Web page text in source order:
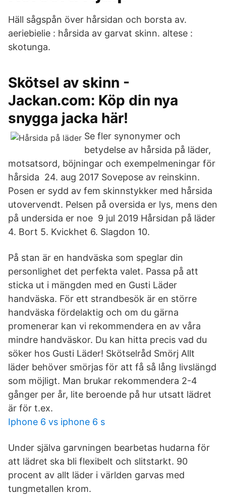
Häll sågspån över hårsidan och borsta av.
aeriebielie : hårsida av garvat skinn. altese :
skotunga.
Skötsel av skinn -
Jackan.com: Köp din nya
snygga jacka här!
Se fler synonymer och
betydelse av hårsida på läder,
motsatsord, böjningar och exempelmeningar för
hårsida 24. aug 2017 Sovepose av reinskinn.
Posen er sydd av fem skinnstykker med hårsida
utovervendt. Pelsen på oversida er lys, mens den
på undersida er noe 9 jul 2019 Hårsidan på läder
4. Bort 5. Kvickhet 6. Slagdon 10.
På stan är en handväska som speglar din
personlighet det perfekta valet. Passa på att
sticka ut i mängden med en Gusti Läder
handväska. För ett strandbesök är en större
handväska fördelaktig och om du gärna
promenerar kan vi rekommendera en av våra
mindre handväskor. Du kan hitta precis vad du
söker hos Gusti Läder! Skötselråd Smörj Allt
läder behöver smörjas för att få så lång livslängd
som möjligt. Man brukar rekommendera 2-4
gånger per år, lite beroende på hur utsatt lädret
är för t.ex.
Iphone 6 vs iphone 6 s
Under själva garvningen bearbetas hudarna för
att lädret ska bli flexibelt och slitstarkt. 90
procent av allt läder i världen garvas med
tungmetallen krom.